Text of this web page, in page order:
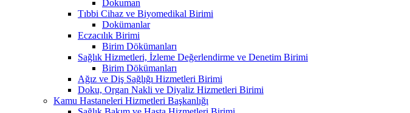
Dokuman
Tıbbi Cihaz ve Biyomedikal Birimi
Dokümanlar
Eczacılık Birimi
Birim Dökümanları
Sağlık Hizmetleri, İzleme Değerlendirme ve Denetim Birimi
Birim Dökümanları
Ağız ve Diş Sağlığı Hizmetleri Birimi
Doku, Organ Nakli ve Diyaliz Hizmetleri Birimi
Kamu Hastaneleri Hizmetleri Başkanlığı